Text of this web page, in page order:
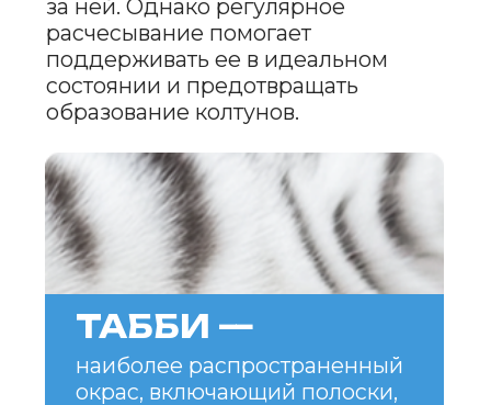
ХАРАКТЕР
И ЛИЧНОСТЬ
АМЕРИКАНСКОЙ
КОРОТКОШЕРСТ-
НОЙ КОШКИ
Американская короткошерстная
кошка — это спокойное
и уравновешенное животное.